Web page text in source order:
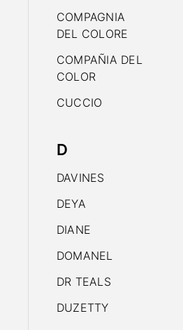
COMPAGNIA
DEL COLORE
COMPAÑIA DEL
COLOR
CUCCIO
D
DAVINES
DEYA
DIANE
DOMANEL
DR TEALS
DUZETTY